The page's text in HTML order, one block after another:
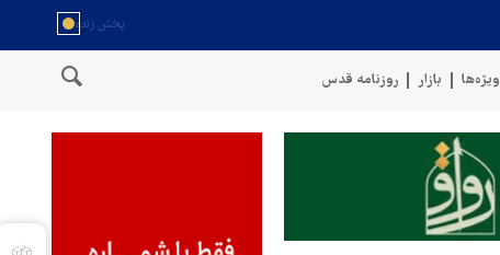
ویژه‌ها بازار روزنامه قدس